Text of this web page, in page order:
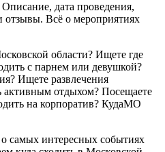
дата проведения,
Всё о мероприятиях
области? Ищете где
с парнем или девушкой?
Ищете развлечения
активным отдыхом? Посещаете
на корпоратив? КудаМО
интересных событиях